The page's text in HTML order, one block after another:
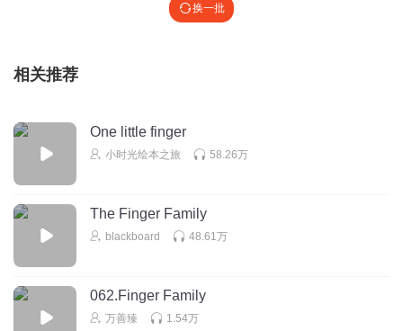
换一批
相关推荐
One little finger
小时光绘本之旅 58.26万
The Finger Family
blackboard 48.61万
062.Finger Family
万善臻 1.54万